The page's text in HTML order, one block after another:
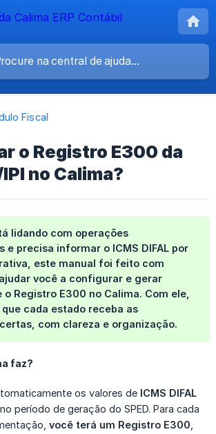
Fiscal
o Registro E300 da
no Calima?
lidando com operações
e precisa informar o ICMS DIFAL por
este manual foi feito com
você a configurar e gerar
o Registro E300 no Calima. Com ele,
cada estado receba as
com clareza e organização.
faz?
os valores de ICMS DIFAL
período de geração do SPED. Para cada
você terá um Registro E300